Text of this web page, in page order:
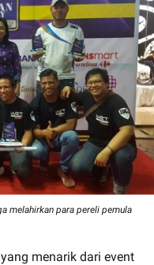
melahirkan para pereli pemula
menarik dari event